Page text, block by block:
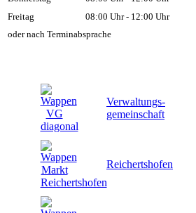
Freitag
08:00 Uhr - 12:00 Uhr
oder nach Terminabsprache
Verwaltungs-
gemeinschaft
Reichertshofen